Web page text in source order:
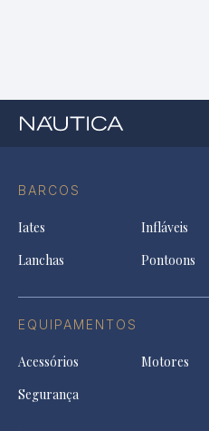
BARCOS
Iates Infláveis
Lanchas
Pontoons
EQUIPAMENTOS
Acessórios Motores
Segurança